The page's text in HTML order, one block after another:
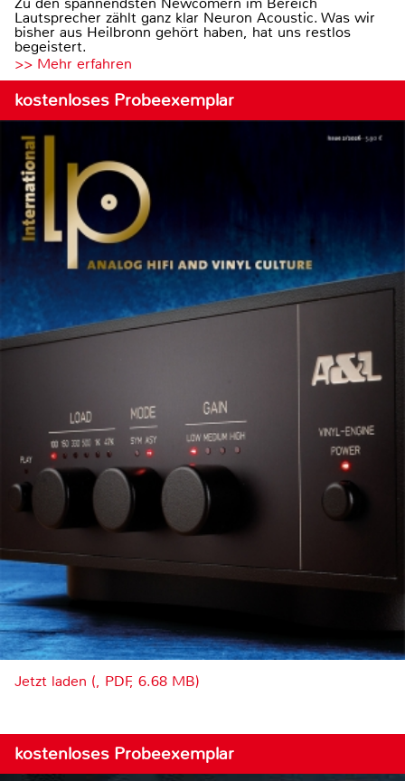
Lautsprecher zählt ganz klar Neuron Acoustic. Was wir
bisher aus Heilbronn gehört haben, hat uns restlos
begeistert.
>> Mehr erfahren
kostenloses Probeexemplar
Jetzt laden (, PDF, 6.68 MB)
kostenloses Probeexemplar